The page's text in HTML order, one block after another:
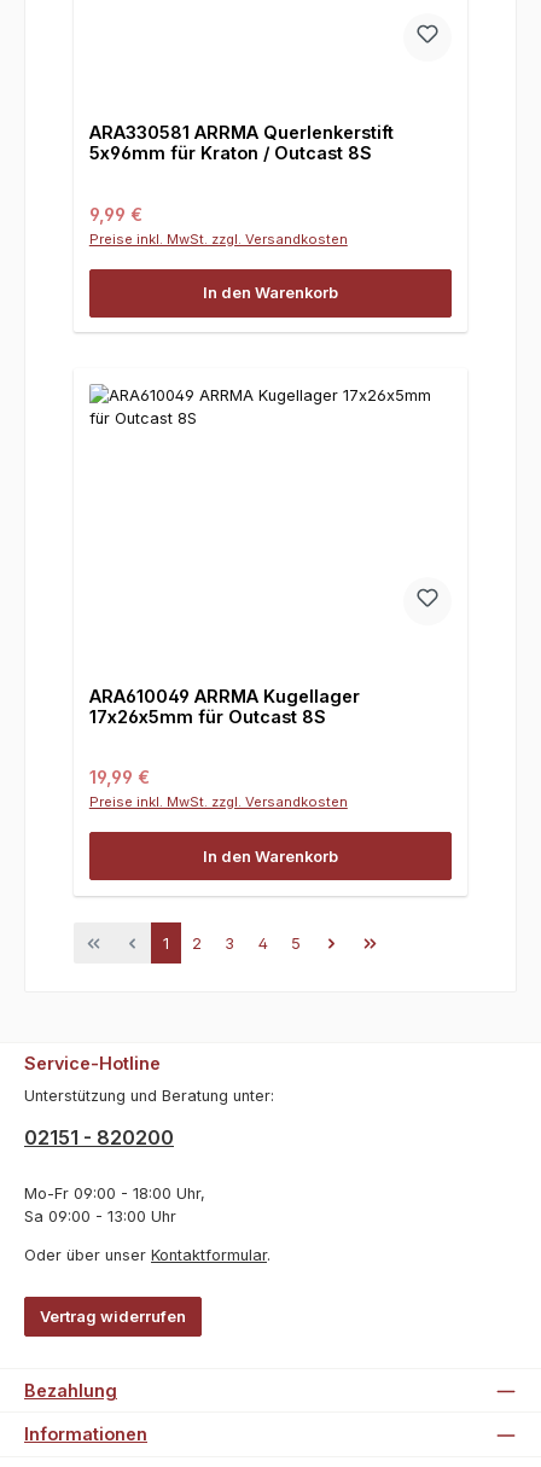
ARA330581 ARRMA Querlenkerstift
5x96mm für Kraton / Outcast 8S
Regulärer Preis:
9,99 €
Preise inkl. MwSt. zzgl. Versandkosten
In den Warenkorb
ARA610049 ARRMA Kugellager
17x26x5mm für Outcast 8S
Regulärer Preis:
19,99 €
Preise inkl. MwSt. zzgl. Versandkosten
In den Warenkorb
Seite
1 Seite
2 Seite
3 Seite
4 Seite
5
Service-Hotline
Unterstützung und Beratung unter:
02151 - 820200
Mo-Fr 09:00 - 18:00 Uhr,
Sa 09:00 - 13:00 Uhr
Oder über unser Kontaktformular.
Vertrag widerrufen
Bezahlung
Informationen